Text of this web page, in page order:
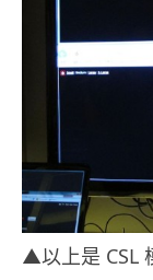
▲以上是 CSL